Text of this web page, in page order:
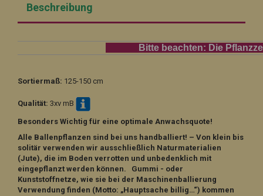
Beschreibung
Bitte beachten: Die Pflanzzeit für
Sortiermaß: 125-150 cm
Qualität: 3xv mB
Besonders Wichtig für eine optimale Anwachsquote!
Alle Ballenpflanzen sind bei uns handballiert! – Von klein bis
solitär verwenden wir ausschließlich Naturmaterialien
(Jute), die im Boden verrotten und unbedenklich mit
eingepflanzt werden können. Gummi - oder
Kunststoffnetze, wie sie bei der Maschinenballierung
Verwendung finden (Motto: „Hauptsache billig…“) kommen